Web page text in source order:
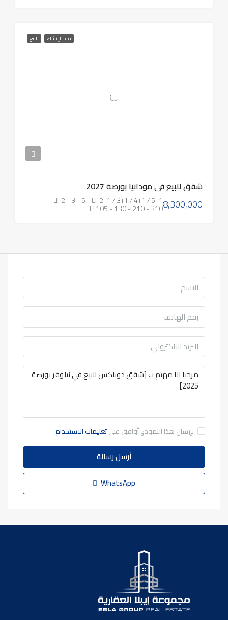
قيد الإنشاء للبيع
شقق للبيع في مودانيا بورصة 2027
8,300,000
2+1 / 3+1 / 4+1 / 5+1
2 - 3 - 5
105 - 130 - 210 - 310
بإرسال هذا النموذج أوافق علىتعليمات الاستخدام
أرسل رسالة
WhatsApp